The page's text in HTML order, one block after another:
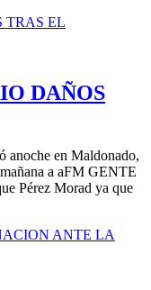
DAÑOS
anoche en Maldonado,
a aFM GENTE
Pérez Morad ya que